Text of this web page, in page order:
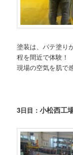
塗装は、パテ塗り
程を間近で体験！
現場の空気を肌で
3日目：小松西